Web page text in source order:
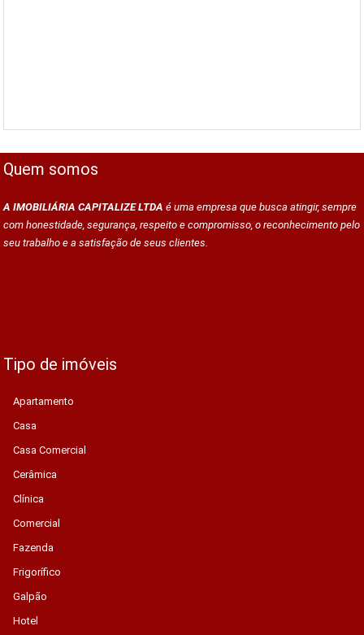
Quem somos
A IMOBILIÁRIA CAPITALIZE LTDA é uma empresa que busca atingir, sempre
com honestidade, segurança, respeito e compromisso, o reconhecimento pelo
seu trabalho e a satisfação de seus clientes.
Tipo de imóveis
Apartamento
Casa
Casa Comercial
Cerâmica
Clínica
Comercial
Fazenda
Frigorífico
Galpão
Hotel